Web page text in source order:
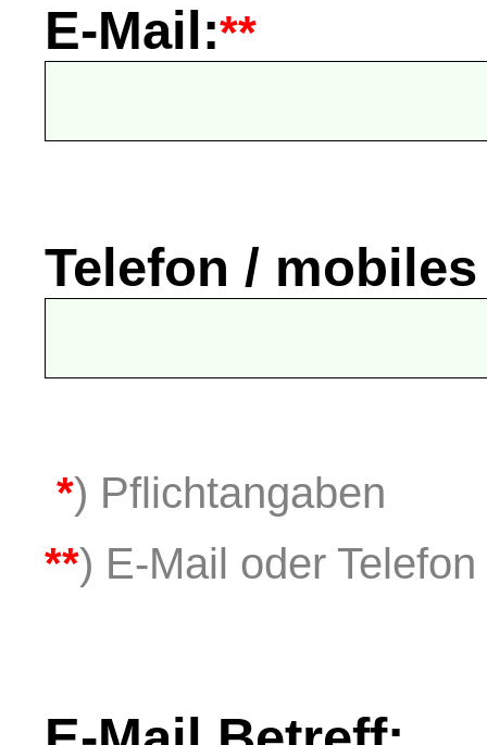
E-Mail:**
Telefon /
*) Pflichtangaben
**) E-Mail oder